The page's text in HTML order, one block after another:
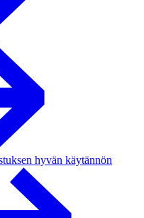
hyvän käytännön